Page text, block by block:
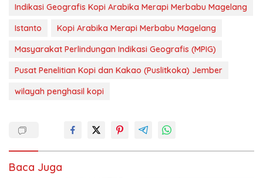
Indikasi Geografis Kopi Arabika Merapi Merbabu Magelang
Istanto
Kopi Arabika Merapi Merbabu Magelang
Masyarakat Perlindungan Indikasi Geografis (MPIG)
Pusat Penelitian Kopi dan Kakao (Puslitkoka) Jember
wilayah penghasil kopi
Baca Juga